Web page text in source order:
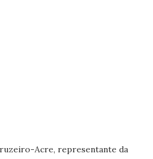
Acre, representante da